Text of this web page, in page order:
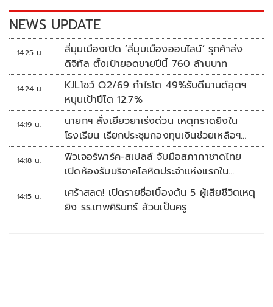
k k
NEWS UPDATE
14:25 น.
สี่มุมเมืองเปิด ‘สี่มุมเมืองออนไลน์’ รุกค้าส่ง
ดิจิทัล ตั้งเป้ายอดขายปีนี้ 760 ล้านบาท
14:24 น.
KJLโชว์ Q2/69 กำไรโต 49%รับดีมานด์อุตฯ
หนุนเป้าปีโต 12.7%
14:19 น.
นายกฯ สั่งเยียวยาเร่งด่วน เหตุกราดยิงใน
โรงเรียน เรียกประชุมกองทุนเงินช่วยเหลือฯ
ทันที
14:18 น.
ฟิวเจอร์พาร์ค-สเปลล์ จับมือสภากาชาดไทย
เปิดห้องรับบริจาคโลหิตประจำแห่งแรกใน
ศูนย์การค้าปทุมธานี
14:15 น.
เศร้าสลด! เปิดรายชื่อเบื้องต้น 5 ผู้เสียชีวิตเหตุ
ยิง รร.เทพศิรินทร์ ล้วนเป็นครู